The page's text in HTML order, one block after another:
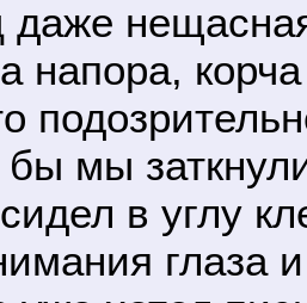
даже
напора,
мы
в углу
глаза